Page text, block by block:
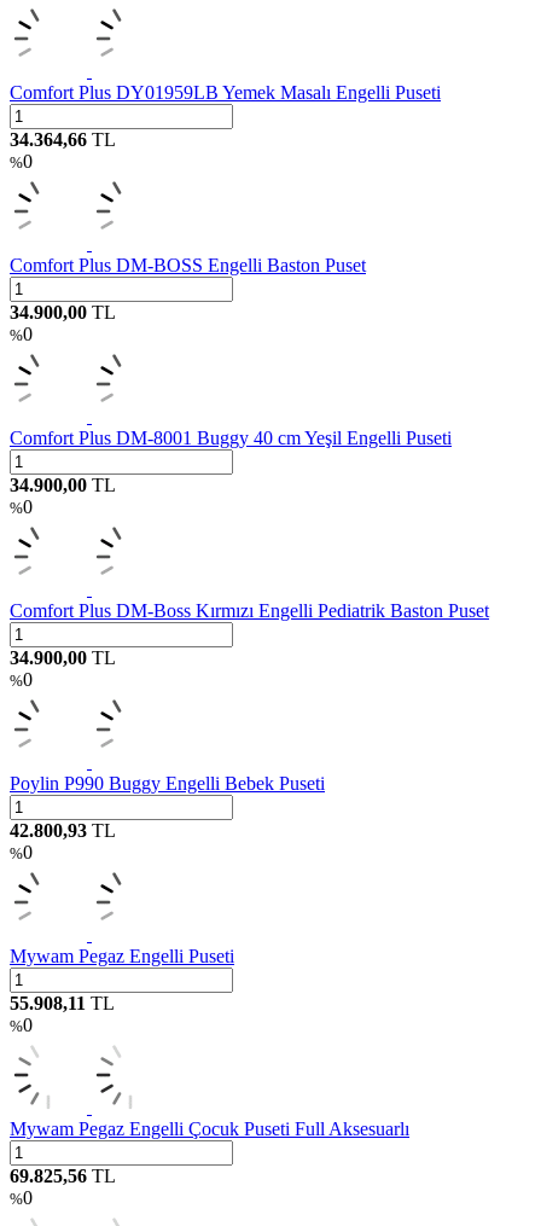
Comfort Plus DY01959LB Yemek Masalı Engelli Puseti
34.364,66 TL
%0
Comfort Plus DM-BOSS Engelli Baston Puset
34.900,00 TL
%0
Comfort Plus DM-8001 Buggy 40 cm Yeşil Engelli Puseti
34.900,00 TL
%0
Comfort Plus DM-Boss Kırmızı Engelli Pediatrik Baston Puset
34.900,00 TL
%0
Poylin P990 Buggy Engelli Bebek Puseti
42.800,93 TL
%0
Mywam Pegaz Engelli Puseti
55.908,11 TL
%0
Mywam Pegaz Engelli Çocuk Puseti Full Aksesuarlı
69.825,56 TL
%0